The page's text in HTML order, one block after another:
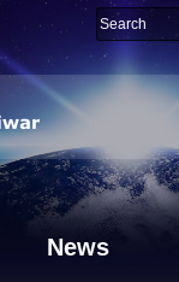
News